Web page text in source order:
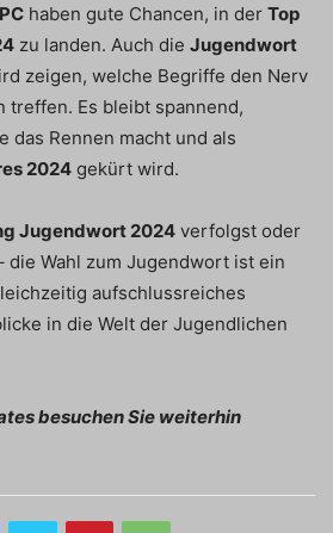
haben gute Chancen, in der Top
zu landen. Auch die Jugendwort
zeigen, welche Begriffe den Nerv
treffen. Es bleibt spannend,
das Rennen macht und als
2024 gekürt wird.
Jugendwort 2024 verfolgst oder
die Wahl zum Jugendwort ist ein
aufschlussreiches
in die Welt der Jugendlichen
besuchen Sie weiterhin